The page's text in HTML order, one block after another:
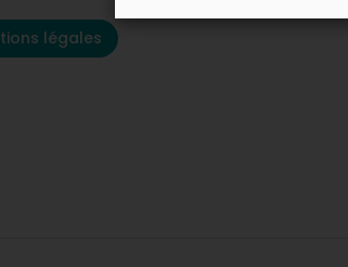
légales